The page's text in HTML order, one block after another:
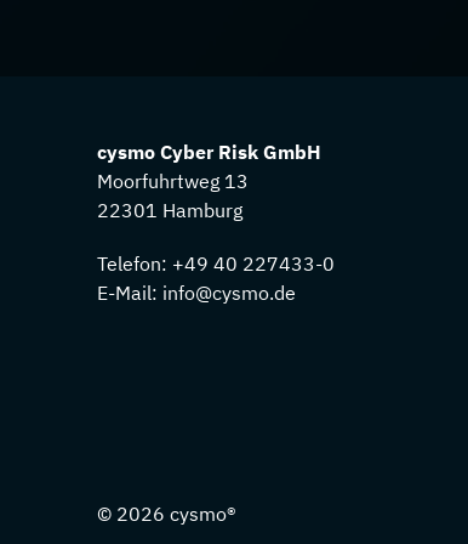
cysmo Cyber Risk GmbH
Moorfuhrtweg 13
22301 Hamburg
Telefon: +49 40 227433-0
E-Mail: info@cysmo.de
© 2026 cysmo®